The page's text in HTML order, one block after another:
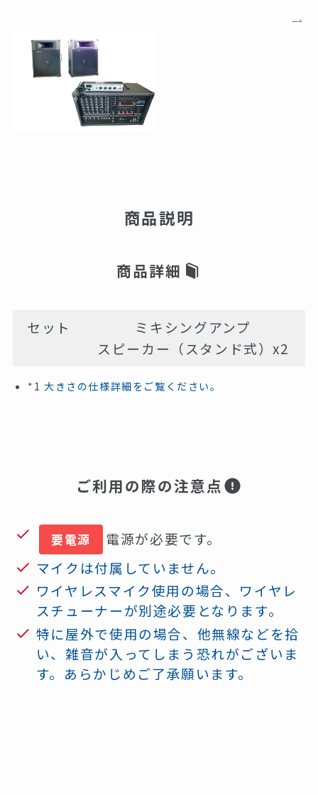
商品説明
商品詳細
セット
ミキシングアンプ
スピーカー（スタンド式）x2
*1 大きさの仕様詳細をご覧ください。
ご利用の際の注意点
要電源
電源が必要です。
マイクは付属していません。
ワイヤレスマイク使用の場合、ワイヤレ
スチューナーが別途必要となります。
特に屋外で使用の場合、他無線などを拾
い、雑音が入ってしまう恐れがございま
す。あらかじめご了承願います。